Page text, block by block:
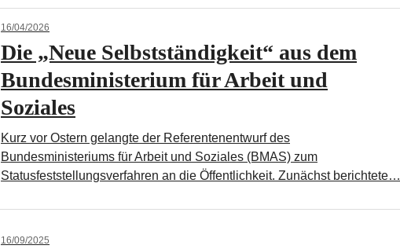
16/04/2026
Die „Neue Selbstständigkeit“ aus dem
Bundesministerium für Arbeit und
Soziales
Kurz vor Ostern gelangte der Referentenentwurf des
Bundesministeriums für Arbeit und Soziales (BMAS) zum
Statusfeststellungsverfahren an die Öffentlichkeit. Zunächst berichtete…
16/09/2025